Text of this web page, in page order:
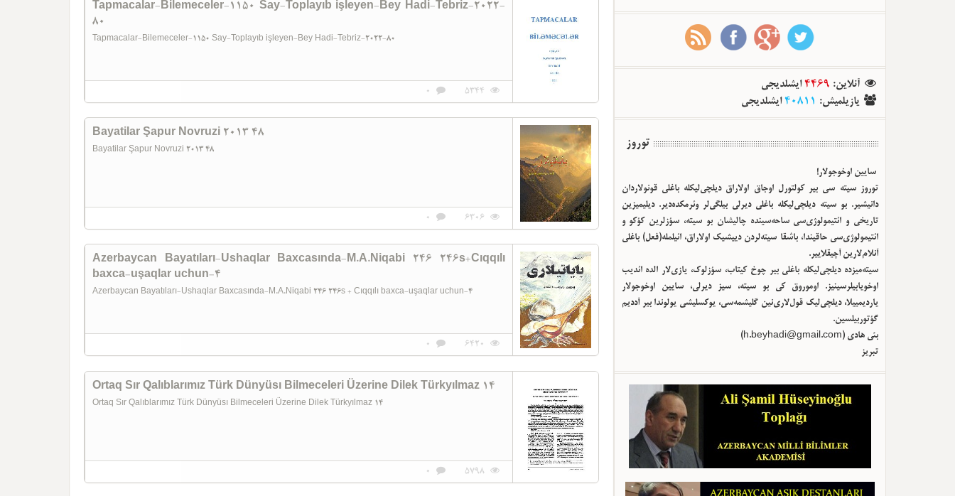
Tapmacalar-Bilemeceler-1150 Say-Toplayıb işleyen-Bey Hadi-Tebriz-2022-
80
Tapmacalar-Bilemeceler-1150 Say-Toplayıb işleyen-Bey Hadi-Tebriz-2022-80
5344
0
Bayatilar Şapur Novruzi 2013 48
Bayatilar Şapur Novruzi 2013 48
6306
0
Azerbaycan Bayatıları-Ushaqlar Baxcasında-M.A.Niqabi 246 246s+Cıqqılı
baxca-uşaqlar uchun-4
Azerbaycan Bayatıları-Ushaqlar Baxcasında-M.A.Niqabi 246 246s + Cıqqılı baxca-uşaqlar uchun-4
6420
0
Ortaq Sır Qalıblarımız Türk Dünyüsı Bilmeceleri Üzerine Dilek Türkyılmaz 14
Ortaq Sır Qalıblarımız Türk Dünyüsı Bilmeceleri Üzerine Dilek Türkyılmaz 14
5798
0
آنلاین:
4469ایشلدیجی
یازیلمیش:
40811ایشلدیجی
توروز
سایین اوخوجولار!
توروز سیته سی بیر کولتورل اوجاق اولا‌راق دیلچی‌لیکله باغلی قونولاردان
دانیشیر. بو سیته دیلچی‌لیکله باغلی دیرلی بیلگی‌لر وئرمکده‌دیر. دیلیمیزین
تاریخی و ائتیمولوژی‌سی ساحه‌سینده چالیشان بو سیته، سؤزلرین کؤکو و
ائتیمولوژی‌سی حاقیندا، باشقا سیته‌لردن دییشیک اولا‌راق، ائیلمله(فعل) باغلی
آنلام‌لارین آچیقلاییر.
سیته‌میزده دیلچی‌لیکله باغلی بیر چوخ کیتاب، سؤزلوک، یازی‌لار الده ائدیب
اوخویابیلرسینیز. اوموروق کی بو سیته، سیز دیرلی، سایین اوخوجولار
یاردیمییلا، دیلچی‌لیک قول‌لاری‌نین گلیشمه‌سی، یوکسلیشی یولوندا بیر آددیم
گؤتوربیلسین.
بئی هادی (h.beyhadi@gmail.com
)
تبریز